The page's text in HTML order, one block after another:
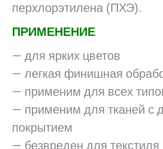
перхлорэтилена (ПХЭ).
ПРИМЕНЕНИЕ
— для ярких цветов
— легкая финишная
— применим для всех
— применим для тканей с
покрытием
— безвреден для текстиля